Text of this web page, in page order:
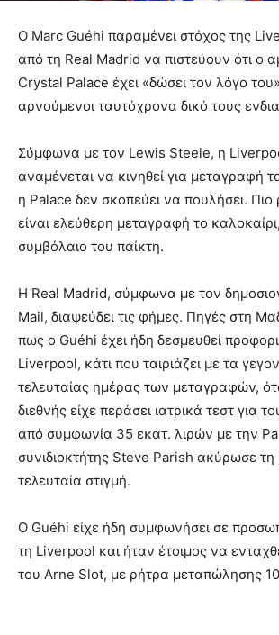
Ο Marc Guéhi παραμένει στόχος της
από τη Real Madrid να πιστεύουν ότι ο
Crystal Palace έχει «δώσει τον λόγο
αρνούμενοι ταυτόχρονα δικό τους
Σύμφωνα με τον Lewis Steele, η
αναμένεται να κινηθεί για μεταγραφή
η Palace δεν σκοπεύει να πουλήσει. Πιο
είναι ελεύθερη μεταγραφή το
συμβόλαιο του παίκτη.
Η Real Madrid, σύμφωνα με τον
Mail, διαψεύδει τις φήμες. Πηγές στη
πως ο Guéhi έχει ήδη δεσμευθεί
Liverpool, κάτι που ταιριάζει με τα
τελευταίας ημέρας των μεταγραφών,
διεθνής είχε περάσει ιατρικά τεστ για
από συμφωνία 35 εκατ. λιρών με την
συνιδιοκτήτης Steve Parish ακύρωσε
τελευταία στιγμή.
Ο Guéhi είχε ήδη συμφωνήσει σε
τη Liverpool και ήταν έτοιμος να
του Arne Slot, με ρήτρα μεταπώλησης